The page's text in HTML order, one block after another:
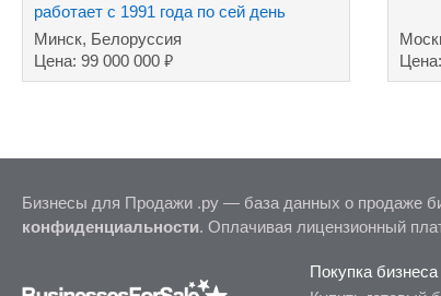
работает с 1991 года по сей день
Минск, Белоруссия
Цена: 99 000 000 ₽
Бизнесы для Продажи .ру — база данных о продаже
конфиденциальности. Оплачивая лицензионный
Покупка бизнеса